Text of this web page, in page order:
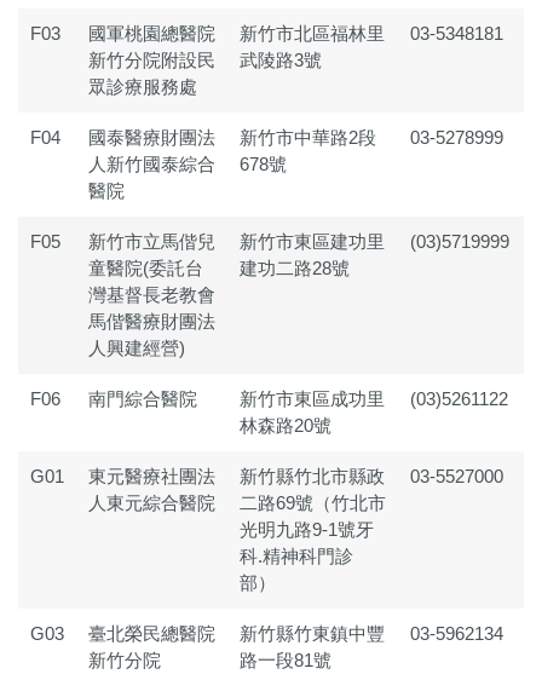
F03
國軍桃園總醫院
新竹分院附設民
眾診療服務處
新竹市北區福林里
武陵路3號
03-5348181
F04
國泰醫療財團法
人新竹國泰綜合
醫院
新竹市中華路2段
678號
03-5278999
F05
新竹市立馬偕兒
童醫院(委託台
灣基督長老教會
馬偕醫療財團法
人興建經營)
新竹市東區建功里
建功二路28號
(03)5719999
F06 南門綜合醫院
新竹市東區成功里
林森路20號
(03)5261122
G01
東元醫療社團法
人東元綜合醫院
新竹縣竹北市縣政
二路69號（竹北市
光明九路9-1號牙
科.精神科門診
部）
03-5527000
G03
臺北榮民總醫院
新竹分院
新竹縣竹東鎮中豐
路一段81號
03-5962134